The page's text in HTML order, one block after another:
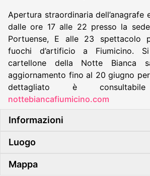
Apertura straordinaria
dalle ore 17 alle 22 presso la
Portuense, E alle 23 spettacolo
fuochi d’artificio a Fiumicino.
cartellone della Notte Bianca
aggiornamento fino al 20 giugno
dettagliato è
nottebiancafiumicino.com
Informazioni
Luogo
Mappa